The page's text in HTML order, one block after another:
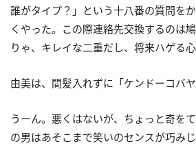
誰がタイプ？」という十八番の質問を
くやった。この際連絡先交換するのは
りゃ、キレイな二重だし、将来ハゲる
由美は、間髪入れずに「ケンドーコバヤ
うーん。悪くはないが、ちょっと奇を
の男はあそこまで笑いのセンスが巧み